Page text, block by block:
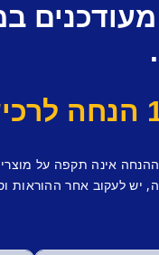
אינה תקפה על
יש לעקוב אחר ההוראות